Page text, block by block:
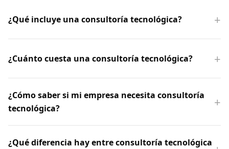
¿Qué incluye una consultoría tecnológica?
¿Cuánto cuesta una consultoría tecnológica?
¿Cómo saber si mi empresa necesita consultoría
tecnológica?
¿Qué diferencia hay entre consultoría tecnológica